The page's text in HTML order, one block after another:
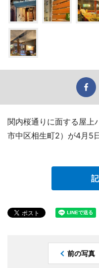
関内桜通りに面する屋上
市中区相生町2）が4月5
前の写真